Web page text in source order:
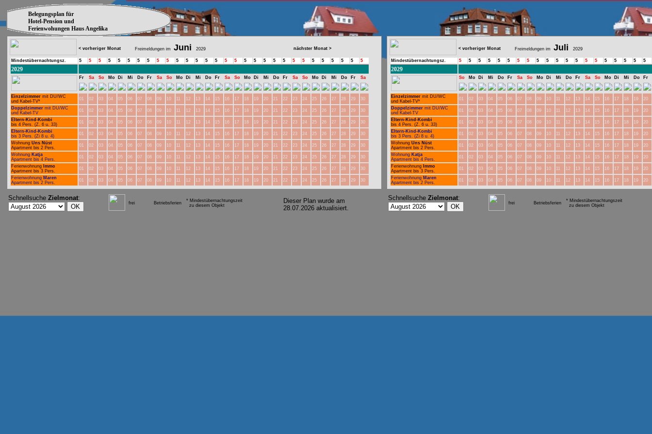
Belegungsplan für
Hotel-Pension und
Ferienwohungen Haus Angelika
< vorheriger Monat Freimeldungen im Juni 2029 nächster Monat >
Mindestübernachtungsz. 5 5 5 5 5 5 5 5 5 5 5 5 5 5 5 5 5 5 5 5 5 5 5 5 5 5 5 5 5 5
2029
Fr Sa So Mo Di Mi Do Fr Sa So Mo Di Mi Do Fr Sa So Mo Di Mi Do Fr Sa So Mo Di Mi Do Fr Sa
Einzelzimmer mit DU/WC
und Kabel-TV*
01 02 03 04 05 06 07 08 09 10 11 12 13 14 15 16 17 18 19 20 21 22 23 24 25 26 27 28 29
30
Doppelzimmer mit DU/WC
und Kabel-TV
01 02 03 04 05 06 07 08 09 10 11 12 13 14 15 16 17 18 19 20 21 22 23 24 25 26 27 28 29
30
Eltern-Kind-Kombi
bis 4 Pers. (Z. 6 u. 33)
01 02 03 04 05 06 07 08 09 10 11 12 13 14 15 16 17 18 19 20 21 22 23 24 25 26 27 28 29
30
Eltern-Kind-Kombi
bis 3 Pers. (Zi 8 u. 4)
01 02 03 04 05 06 07 08 09 10 11 12 13 14 15 16 17 18 19 20 21 22 23 24 25 26 27 28 29
30
Wohnung Uns Nüst
Apartment bis 2 Pers.
01 02 03 04 05 06 07 08 09 10 11 12 13 14 15 16 17 18 19 20 21 22 23 24 25 26 27 28 29
30
Wohnung Katja
Apartment bis 4 Pers.
01 02 03 04 05 06 07 08 09 10 11 12 13 14 15 16 17 18 19 20 21 22 23 24 25 26 27 28 29
30
Ferienwohnung Immo
Apartment bis 3 Pers.
01 02 03 04 05 06 07 08 09 10 11 12 13 14 15 16 17 18 19 20 21 22 23 24 25 26 27 28 29
30
Ferienwohnung Maren
Apartment bis 2 Pers.
01 02 03 04 05 06 07 08 09 10 11 12 13 14 15 16 17 18 19 20 21 22 23 24 25 26 27 28 29 30
Schnellsuche Zielmonat:
frei Betriebsferien
* Mindestübernachtungszeit
zu diesem Objekt
Dieser Plan wurde am
28.07.2026 aktualisiert.
< vorheriger Monat Freimeldungen im Juli 2029
Mindestübernachtungsz. 5 5 5 5 5 5 5 5 5 5 5 5 5 5 5 5 5 5 5 5
2029
So Mo Di Mi Do Fr Sa So Mo Di Mi Do Fr Sa So Mo Di Mi Do Fr
Einzelzimmer mit DU/WC
und Kabel-TV*
01 02 03 04 05 06 07 08 09 10 11 12 13 14 15 16 17 18 19
20
Doppelzimmer mit DU/WC
und Kabel-TV
01 02 03 04 05 06 07 08 09 10 11 12 13 14 15 16 17 18 19
20
Eltern-Kind-Kombi
bis 4 Pers. (Z. 6 u. 33)
01 02 03 04 05 06 07 08 09 10 11 12 13 14 15 16 17 18 19
20
Eltern-Kind-Kombi
bis 3 Pers. (Zi 8 u. 4)
01 02 03 04 05 06 07 08 09 10 11 12 13 14 15 16 17 18 19
20
Wohnung Uns Nüst
Apartment bis 2 Pers.
01 02 03 04 05 06 07 08 09 10 11 12 13 14 15 16 17 18 19
20
Wohnung Katja
Apartment bis 4 Pers.
01 02 03 04 05 06 07 08 09 10 11 12 13 14 15 16 17 18 19
20
Ferienwohnung Immo
Apartment bis 3 Pers.
01 02 03 04 05 06 07 08 09 10 11 12 13 14 15 16 17 18 19
20
Ferienwohnung Maren
Apartment bis 2 Pers.
01 02 03 04 05 06 07 08 09 10 11 12 13 14 15 16 17 18 19 20
Schnellsuche Zielmonat:
frei Betriebsferien
* Mindestübernachtungszeit
zu diesem Objekt